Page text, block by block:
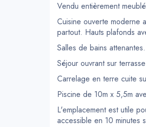
Vendu entièrement
Cuisine ouverte moderne
partout. Hauts plafonds
Salles de bains attenantes.
Séjour ouvrant sur
Carrelage en terre cuite
Piscine de 10m x 5,5m
L'emplacement est utile
accessible en 10 minutes